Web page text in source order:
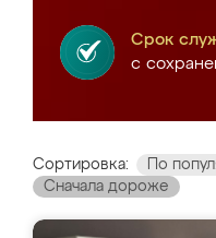
Срок
с
Сортировка: По
Сначала дороже